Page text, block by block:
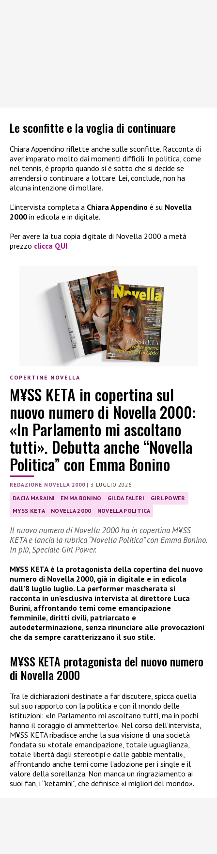
Le sconfitte e la voglia di continuare
Chiara Appendino riflette anche sulle sconfitte. Racconta di
aver imparato molto dai momenti difficili. In politica, come
nel tennis, è proprio quando si è sotto che si decide se
arrendersi o continuare a lottare. Lei, conclude, non ha
alcuna intenzione di mollare.
L’intervista completa a Chiara Appendino è su Novella
2000 in edicola e in digitale.
Per avere la tua copia digitale di Novella 2000 a metà
prezzo clicca QUI.
COPERTINE NOVELLA
M¥SS KETA in copertina sul
nuovo numero di Novella 2000:
«In Parlamento mi ascoltano
tutti». Debutta anche “Novella
Politica” con Emma Bonino
REDAZIONE NOVELLA 2000|3 LUGLIO 2026
DACIA MARAINI EMMA BONINO GILDA FALERI
GIRL POWER
M¥SS KETA
NOVELLA 2000 NOVELLA POLITICA
Il nuovo numero di Novella 2000 ha in copertina M¥SS
KETA e lancia la rubrica “Novella Politica” con Emma Bonino.
In più, Speciale Girl Power.
M¥SS KETA è la protagonista della copertina del nuovo
numero di Novella 2000, già in digitale e in edicola
dall’8 luglio luglio. La performer mascherata si
racconta in un’esclusiva intervista al direttore Luca
Burini, affrontando temi come emancipazione
femminile, diritti civili, patriarcato e
autodeterminazione, senza rinunciare alle provocazioni
che da sempre caratterizzano il suo stile.
M¥SS KETA protagonista del nuovo numero
di Novella 2000
Tra le dichiarazioni destinate a far discutere, spicca quella
sul suo rapporto con la politica e con il mondo delle
istituzioni: «In Parlamento mi ascoltano tutti, ma in pochi
hanno il coraggio di ammetterlo». Nel corso dell’intervista,
M¥SS KETA ribadisce anche la sua visione di una società
fondata su «totale emancipazione, totale uguaglianza,
totale libertà dagli stereotipi e dalle gabbie mentali»,
affrontando anche temi come l’adozione per i single e il
valore della sorellanza. Non manca un ringraziamento ai
suoi fan, i “ketamini”, che definisce «i migliori del mondo».